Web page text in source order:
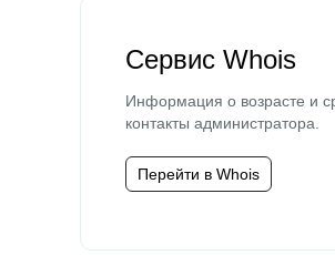
Сервис Whois
Информация о возрасте и
контакты администратора.
Перейти в Whois